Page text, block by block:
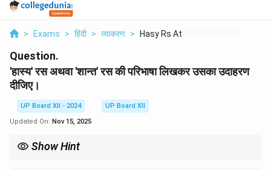
> Exams > हिंदी > व्याकरण > Hasy Rs Athva Shant ...
Question.
'हास्य' रस अथवा 'शान्त' रस की परिभाषा लिखकर उसका उदाहरण
दीजिए।
UP Board XII - 2024
UP Board XII
Updated On: Nov 15, 2025
Show Hint